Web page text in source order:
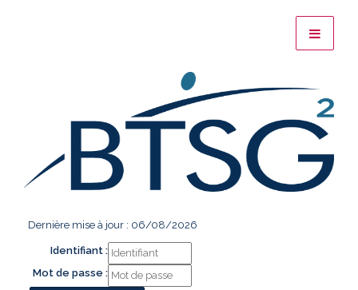
Dernière mise à jour : 06/08/2026
Identifiant :
Mot de passe :